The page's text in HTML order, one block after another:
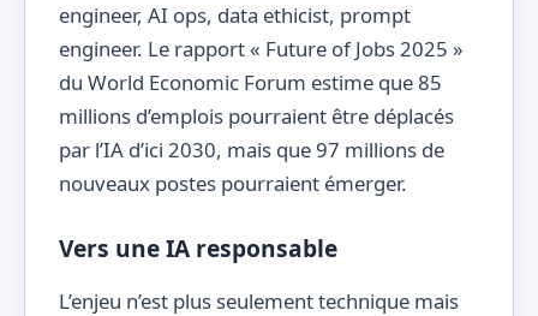
engineer, AI ops, data ethicist, prompt
engineer. Le rapport « Future of Jobs 2025 »
du World Economic Forum estime que 85
millions d’emplois pourraient être déplacés
par l’IA d’ici 2030, mais que 97 millions de
nouveaux postes pourraient émerger.
Vers une IA responsable
L’enjeu n’est plus seulement technique mais